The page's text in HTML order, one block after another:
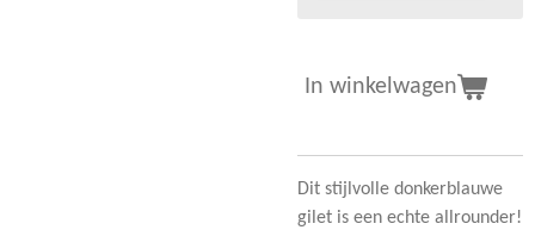
In winkelwagen
Dit stijlvolle donkerblauwe
gilet is een echte allrounder!